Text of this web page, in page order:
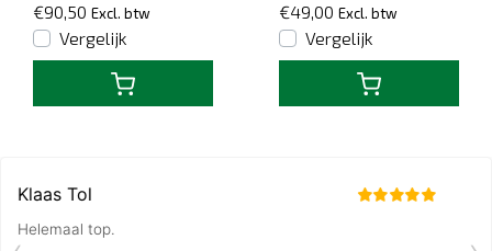
€90,50 Excl. btw
Vergelijk
€49,00 Excl. btw
Vergelijk